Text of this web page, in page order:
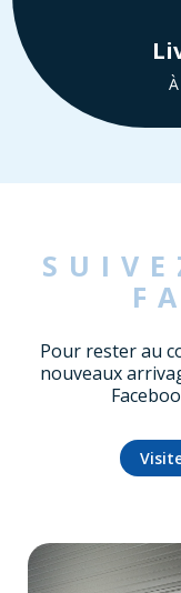
Pour rester au
nouveaux